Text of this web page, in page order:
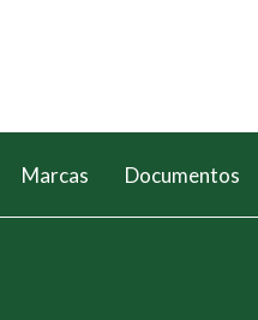
Marcas Documentos